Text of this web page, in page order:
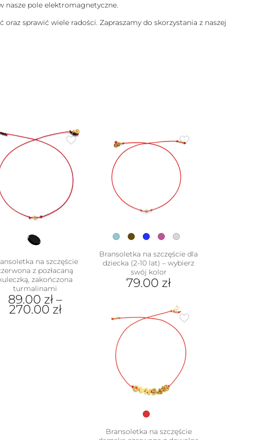
nasze pole elektromagnetyczne.
sprawić wiele radości. Zapraszamy do skorzystania z naszej
na szczęście
z pozłacaną
zakończona
turmalinami
89.00 zł –
270.00 zł
Bransoletka na szczęście dla
dziecka (2-10 lat) – wybierz
swój kolor
79.00 zł
produkt
ma
wiele
wariantów.
stronie
produktu
Bransoletka na szczęście